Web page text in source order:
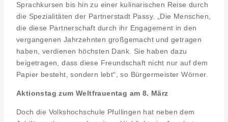
Sprachkursen bis hin zu einer kulinarischen Reise durch
die Spezialitäten der Partnerstadt Passy. „Die Menschen,
die diese Partnerschaft durch ihr Engagement in den
vergangenen Jahrzehnten großgemacht und getragen
haben, verdienen höchsten Dank. Sie haben dazu
beigetragen, dass diese Freundschaft nicht nur auf dem
Papier besteht, sondern lebt“, so Bürgermeister Wörner.
Aktionstag zum Weltfrauentag am 8. März
Doch die Volkshochschule Pfullingen hat neben dem